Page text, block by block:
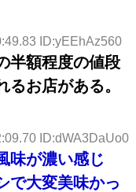
ID:yEEhAz560
半額程度の値段
お店がある。
ID:dWA3DaUo0
味が濃い感じ
で大変美味かっ